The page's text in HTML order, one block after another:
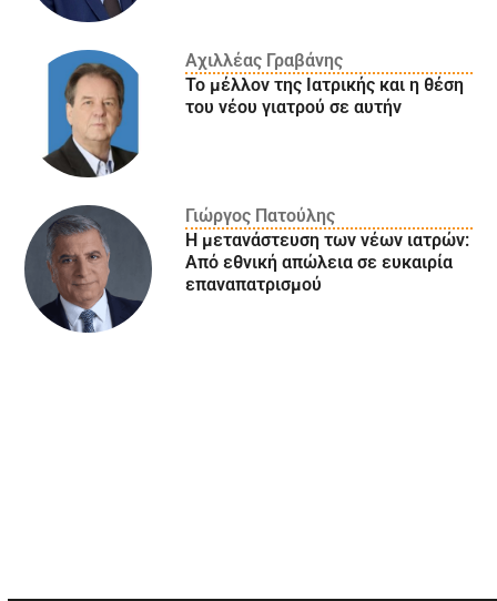
Αχιλλέας Γραβάνης
Το μέλλον της Ιατρικής και η θέση
του νέου γιατρού σε αυτήν
Γιώργος Πατούλης
Η μετανάστευση των νέων ιατρών:
Aπό εθνική απώλεια σε ευκαιρία
επαναπατρισμού